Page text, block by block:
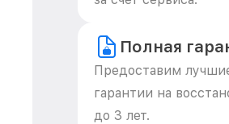
Полная
Предоставим
гарантии на
до 3 лет.